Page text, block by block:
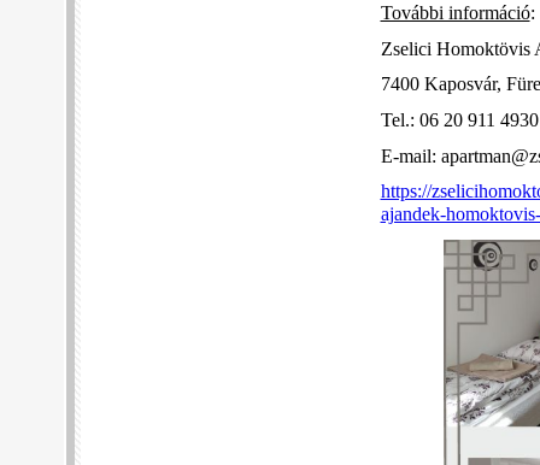
További információ:
Zselici Homoktövis
7400 Kaposvár,
Tel.: 06 20 911
E-mail:
https://
ajandek-